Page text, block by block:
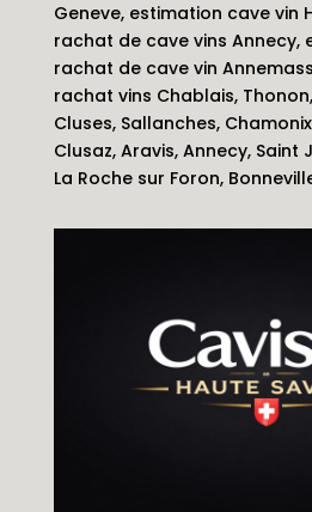
Geneve, estimation cave vin
rachat de cave vins Annecy,
rachat de cave vin
rachat vins Chablais,
Cluses, Sallanches,
Clusaz, Aravis, Annecy, Saint
La Roche sur Foron,